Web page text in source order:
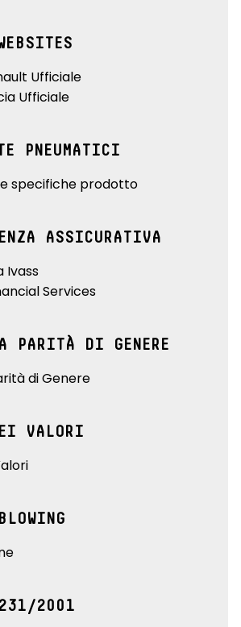
Ufficiale
Ufficiale
PNEUMATICI
specifiche prodotto
ASSICURATIVA
Ivass
Services
PARITÀ DI GENERE
di Genere
VALORI
2001